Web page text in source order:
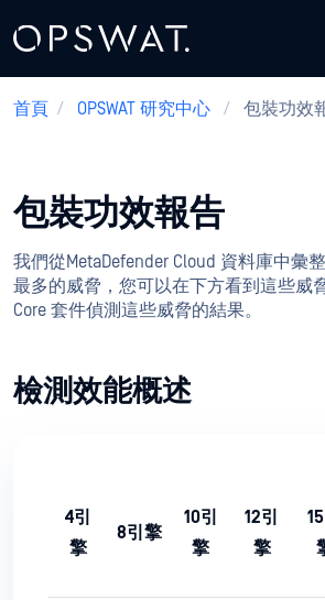
首頁 / OPSWAT 研究中心 / 包裝功效
包裝功效報告
我們從MetaDefender Cloud 資料庫中彙
最多的威脅，您可以在下方看到這些威
Core 套件偵測這些威脅的結果。
檢測效能概述
4引
擎
8引擎
10引
擎
12引
擎
15